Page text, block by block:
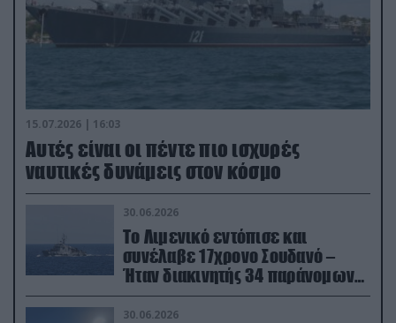
15.07.2026 | 16:03
Aυτές είναι οι πέντε πιο ισχυρές
ναυτικές δυνάμεις στον κόσμο
30.06.2026
Το Λιμενικό εντόπισε και
συνέλαβε 17χρονο Σουδανό –
Ήταν διακινητής 34 παράνομων
μεταναστών
30.06.2026